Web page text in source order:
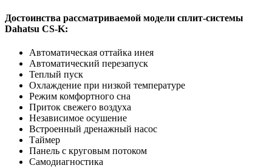
Достоинства рассматриваемой модели сплит-системы
Dahatsu CS-K:
Автоматическая оттайка инея
Автоматический перезапуск
Теплый пуск
Охлаждение при низкой температуре
Режим комфортного сна
Приток свежего воздуха
Независимое осушение
Встроенный дренажный насос
Таймер
Панель с круговым потоком
Cамодиагностика